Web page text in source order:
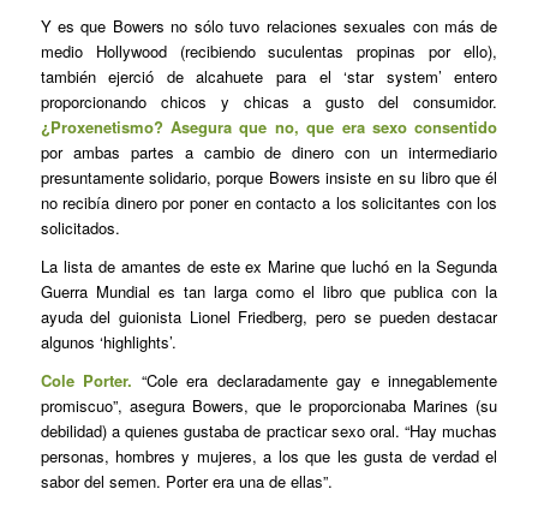
Y es que Bowers no sólo tuvo relaciones sexuales con más de
medio Hollywood (recibiendo suculentas propinas por ello),
también ejerció de alcahuete para el ‘star system’ entero
proporcionando chicos y chicas a gusto del consumidor.
¿Proxenetismo? Asegura que no, que era sexo consentido
por ambas partes a cambio de dinero con un intermediario
presuntamente solidario, porque Bowers insiste en su libro que él
no recibía dinero por poner en contacto a los solicitantes con los
solicitados.
La lista de amantes de este ex Marine que luchó en la Segunda
Guerra Mundial es tan larga como el libro que publica con la
ayuda del guionista Lionel Friedberg, pero se pueden destacar
algunos ‘highlights’.
Cole Porter. “Cole era declaradamente gay e innegablemente
promiscuo”, asegura Bowers, que le proporcionaba Marines (su
debilidad) a quienes gustaba de practicar sexo oral. “Hay muchas
personas, hombres y mujeres, a los que les gusta de verdad el
sabor del semen. Porter era una de ellas”.